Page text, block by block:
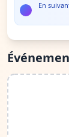
En